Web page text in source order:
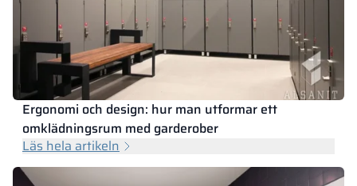
Ergonomi och design: hur man utformar ett
omklädningsrum med garderober
Läs hela artikeln